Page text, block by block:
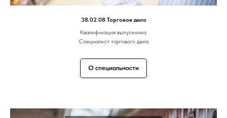
38.02.08 Торговое дело
Квалификация выпускника:
Специалист торгового дела
О специальности